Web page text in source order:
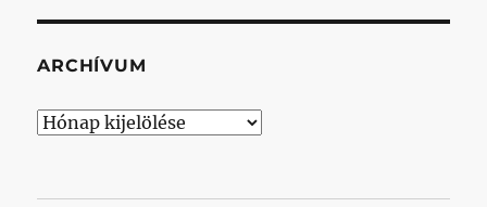
ARCHÍVUM
Archívum